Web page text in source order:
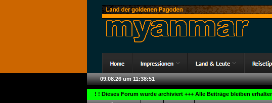
09.08.26 um 11:38:51
! ! Dieses Forum wurde archiviert +++ Alle Beiträge bleiben